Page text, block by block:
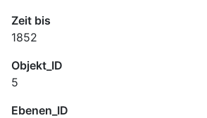
Zeit bis
1852
Objekt_ID
5
Ebenen_ID